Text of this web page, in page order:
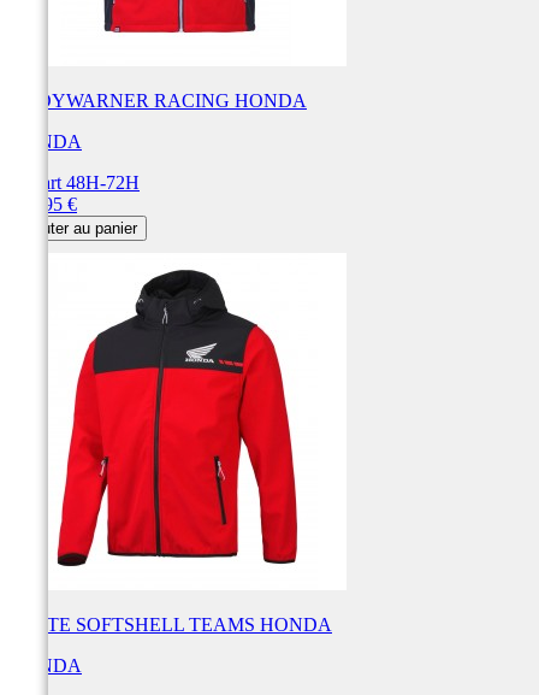
BODYWARNER RACING HONDA
HONDA
Départ 48H-72H
119,95 €
Ajouter au panier
VESTE SOFTSHELL TEAMS HONDA
HONDA